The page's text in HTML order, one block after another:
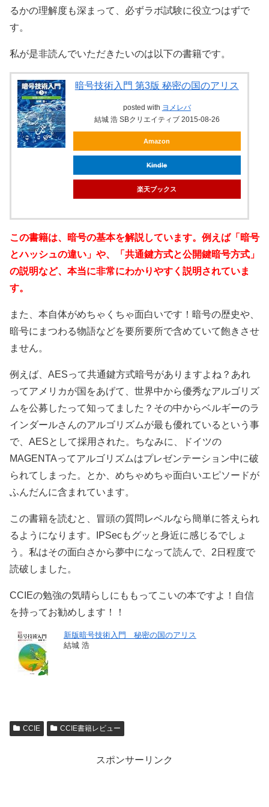
るかの理解度も深まって、必ずラボ試験に役立つはずで
す。
私が是非読んでいただきたいのは以下の書籍です。
暗号技術入門 第3版 秘密の国のアリス
posted with ヨメレバ
結城 浩 SBクリエイティブ 2015-08-26
Amazon
Kindle
楽天ブックス
この書籍は、暗号の基本を解説しています。例えば「暗号
とハッシュの違い」や、「共通鍵方式と公開鍵暗号方式」
の説明など、本当に非常にわかりやすく説明されていま
す。
また、本自体がめちゃくちゃ面白いです！暗号の歴史や、
暗号にまつわる物語などを要所要所で含めていて飽きさせ
ません。
例えば、AESって共通鍵方式暗号がありますよね？あれ
ってアメリカが国をあげて、世界中から優秀なアルゴリズ
ムを公募したって知ってました？その中からベルギーのラ
インダールさんのアルゴリズムが最も優れているという事
で、AESとして採用された。ちなみに、ドイツの
MAGENTAってアルゴリズムはプレゼンテーション中に破
られてしまった。とか、めちゃめちゃ面白いエピソードが
ふんだんに含まれています。
この書籍を読むと、冒頭の質問レベルなら簡単に答えられ
るようになります。IPSecもグッと身近に感じるでしょ
う。私はその面白さから夢中になって読んで、2日程度で
読破しました。
CCIEの勉強の気晴らしにももってこいの本ですよ！自信
を持ってお勧めします！！
新版暗号技術入門 秘密の国のアリス
結城 浩
CCIE CCIE書籍レビュー
スポンサーリンク